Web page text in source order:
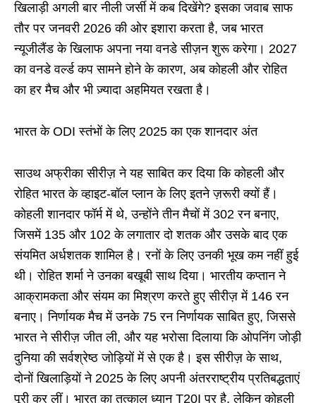
खिलाड़ी अगली बार नीली जर्सी में कब दिखेंगे? इसका जवाब साफ
तौर पर जनवरी 2026 की ओर इशारा करता है, जब भारत
न्यूजीलैंड के खिलाफ अपना नया वनडे सीज़न शुरू करेगा। 2027
का वनडे वर्ल्ड कप सामने होने के कारण, अब कोहली और रोहित
का हर मैच और भी ज़्यादा अहमियत रखता है।
भारत के ODI स्तंभों के लिए 2025 का एक शानदार अंत
साउथ अफ्रीका सीरीज़ ने यह साबित कर दिया कि कोहली और
रोहित भारत के व्हाइट-बॉल प्लान के लिए इतने ज़रूरी क्यों हैं।
कोहली शानदार फॉर्म में थे, उन्होंने तीन मैचों में 302 रन बनाए,
जिसमें 135 और 102 के लगातार दो शतक और उसके बाद एक
संयमित अर्धशतक शामिल है। रनों के लिए उनकी भूख कम नहीं हुई
थी। रोहित शर्मा ने उनका बखूबी साथ दिया। भारतीय कप्तान ने
आक्रामकता और संयम का मिश्रण करते हुए सीरीज़ में 146 रन
बनाए। निर्णायक मैच में उनके 75 रन निर्णायक साबित हुए, जिससे
भारत ने सीरीज़ जीत ली, और यह भरोसा दिलाया कि ओपनिंग जोड़ी
दुनिया की सर्वश्रेष्ठ जोड़ियों में से एक है। इस सीरीज़ के साथ,
दोनों खिलाड़ियों ने 2025 के लिए अपनी अंतरराष्ट्रीय प्रतिबद्धताएं
पूरी कर लीं। भारत का तत्काल ध्यान T20I पर है, लेकिन कोहली